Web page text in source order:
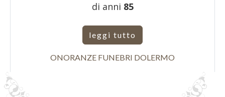
di anni 85
leggi tutto
ONORANZE FUNEBRI DOLERMO